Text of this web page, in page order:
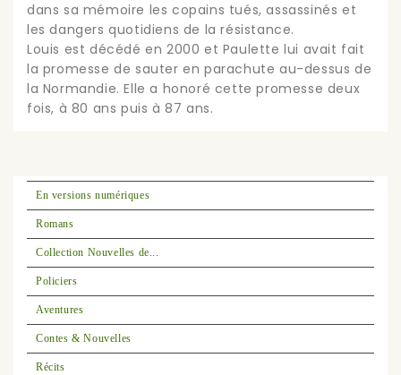
dans sa mémoire les copains tués, assassinés et
les dangers quotidiens de la résistance.
Louis est décédé en 2000 et Paulette lui avait fait
la promesse de sauter en parachute au-dessus de
la Normandie. Elle a honoré cette promesse deux
fois, à 80 ans puis à 87 ans.
En versions numériques
Romans
Collection Nouvelles de...
Policiers
Aventures
Contes & Nouvelles
Récits